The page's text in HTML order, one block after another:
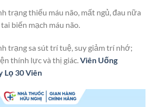
trạng thiếu máu não, mất ngủ, đau nữa
biến mạch máu não.
trạng sa sút trí tuệ, suy giảm trí nhớ;
thính lực và thị giác. Viên Uống
Lọ 30 Viên